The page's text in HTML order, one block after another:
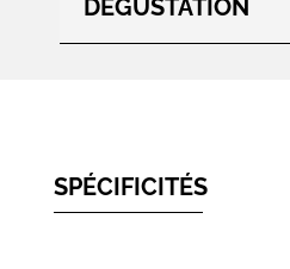
DÉGUSTATION
SPÉCIFICITÉS